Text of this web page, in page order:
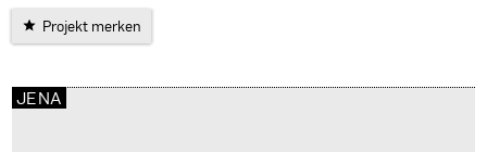
Projekt merken
JENA